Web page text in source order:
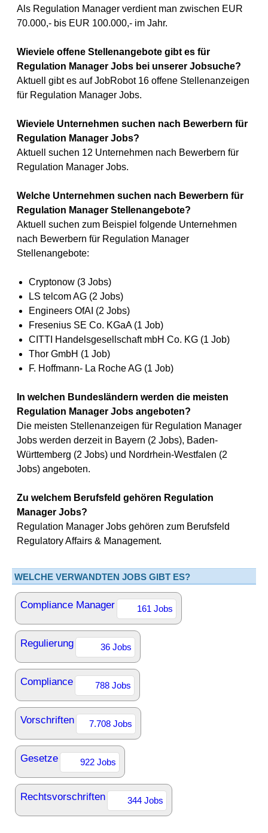
Als Regulation Manager verdient man zwischen EUR
70.000,- bis EUR 100.000,- im Jahr.
Wieviele offene Stellenangebote gibt es für
Regulation Manager Jobs bei unserer Jobsuche?
Aktuell gibt es auf JobRobot 16 offene Stellenanzeigen
für Regulation Manager Jobs.
Wieviele Unternehmen suchen nach Bewerbern für
Regulation Manager Jobs?
Aktuell suchen 12 Unternehmen nach Bewerbern für
Regulation Manager Jobs.
Welche Unternehmen suchen nach Bewerbern für
Regulation Manager Stellenangebote?
Aktuell suchen zum Beispiel folgende Unternehmen
nach Bewerbern für Regulation Manager
Stellenangebote:
Cryptonow (3 Jobs)
LS telcom AG (2 Jobs)
Engineers OfAI (2 Jobs)
Fresenius SE Co. KGaA (1 Job)
CITTI Handelsgesellschaft mbH Co. KG (1 Job)
Thor GmbH (1 Job)
F. Hoffmann- La Roche AG (1 Job)
In welchen Bundesländern werden die meisten
Regulation Manager Jobs angeboten?
Die meisten Stellenanzeigen für Regulation Manager
Jobs werden derzeit in Bayern (2 Jobs), Baden-
Württemberg (2 Jobs) und Nordrhein-Westfalen (2
Jobs) angeboten.
Zu welchem Berufsfeld gehören Regulation
Manager Jobs?
Regulation Manager Jobs gehören zum Berufsfeld
Regulatory Affairs & Management.
WELCHE VERWANDTEN JOBS GIBT ES?
Compliance Manager 161 Jobs
Regulierung 36 Jobs
Compliance 788 Jobs
Vorschriften 7.708 Jobs
Gesetze 922 Jobs
Rechtsvorschriften 344 Jobs